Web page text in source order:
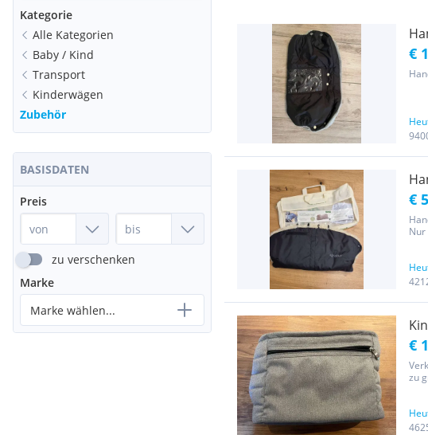
Kategorie
Alle Kategorien
Baby / Kind
Transport
Kinderwägen
Zubehör
BASISDATEN
Preis
zu verschenken
Marke
Marke wählen...
€
€
Nur
€
zu